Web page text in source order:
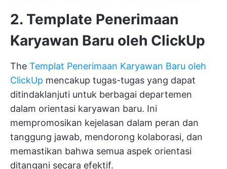
2. Template Penerimaan
Karyawan Baru oleh ClickUp
The Templat Penerimaan Karyawan Baru oleh
ClickUp mencakup tugas-tugas yang dapat
ditindaklanjuti untuk berbagai departemen
dalam orientasi karyawan baru. Ini
mempromosikan kejelasan dalam peran dan
tanggung jawab, mendorong kolaborasi, dan
memastikan bahwa semua aspek orientasi
ditangani secara efektif.